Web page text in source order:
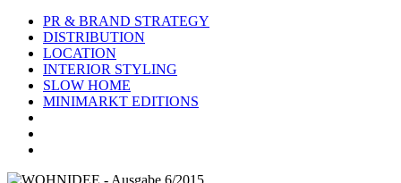
PR & BRAND STRATEGY
DISTRIBUTION
LOCATION
INTERIOR STYLING
SLOW HOME
MINIMARKT EDITIONS